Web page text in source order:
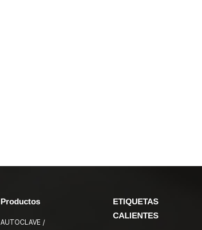
Productos
AUTOCLAVE /
ETIQUETAS
CALIENTES